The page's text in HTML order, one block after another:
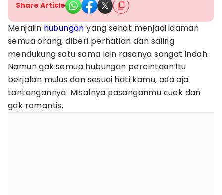
Share Article
Menjalin hubungan yang sehat menjadi idaman
semua orang, diberi perhatian dan saling
mendukung satu sama lain rasanya sangat indah.
Namun gak semua hubungan percintaan itu
berjalan mulus dan sesuai hati kamu, ada aja
tantangannya. Misalnya pasanganmu cuek dan
gak romantis.